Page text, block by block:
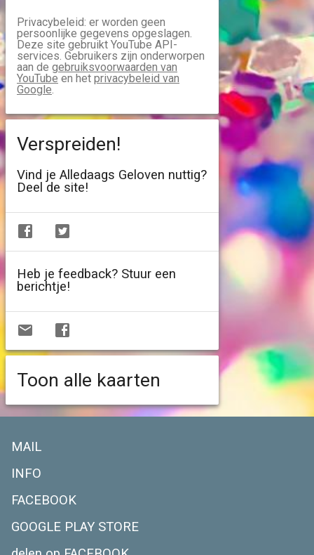
Privacybeleid: er worden geen
persoonlijke gegevens opgeslagen.
Deze site gebruikt YouTube API-
services. Gebruikers zijn onderworpen
aan de gebruiksvoorwaarden van
YouTube en het privacybeleid van
Google.
Verspreiden!
Vind je Alledaags Geloven nuttig?
Deel de site!
Heb je feedback? Stuur een
berichtje!
Toon alle kaarten
MAIL
INFO
FACEBOOK
GOOGLE PLAY STORE